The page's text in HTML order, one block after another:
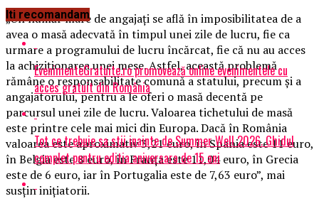
„Un număr mare de angajaţi se află în imposibilitatea de a
avea o masă adecvată în timpul unei zile de lucru, fie ca
urmare a programului de lucru încărcat, fie că nu au acces
la achiziţionarea unei mese. Astfel, această problemă
rămâne o responsabilitate comună a statului, precum şi a
angajatorului, pentru a le oferi o masă decentă pe
parcursul unei zile de lucru. Valoarea tichetului de masă
este printre cele mai mici din Europa. Dacă în România
valoarea este aproximativ 3,21 euro, în Spania este 11 euro,
în Belgia este 8 euro, în Franţa este 11,04 euro, în Grecia
este de 6 euro, iar în Portugalia este de 7,63 euro”, mai
susţin iniţiatorii.
Iti recomandam
EvenimenteGratuite.ro promovează online evenimentele cu
acces gratuit din România
Tot ce trebuie sa stii inainte de Summer Well 2026. Ghidul
complet pentru editia aniversara de 15 ani